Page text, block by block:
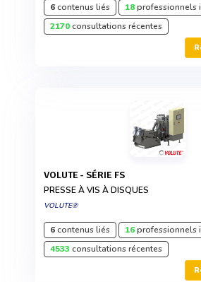
6contenus liés 18professionnels
2170consultations récentes
VOLUTE - SÉRIE FS
PRESSE À VIS À DISQUES
VOLUTE®
6contenus liés 16professionnels
4533 consultations récentes